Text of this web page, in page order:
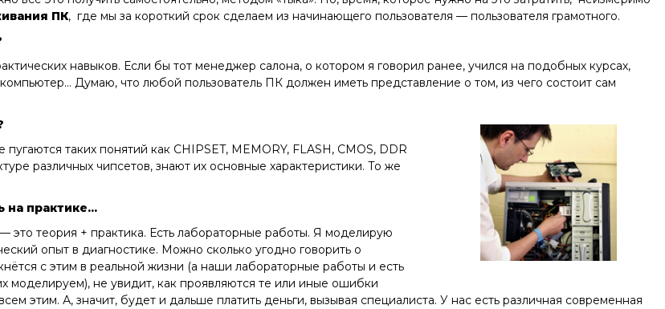
ПК, где мы за короткий срок сделаем из начинающего пользователя — пользователя грамотного.
навыков. Если бы тот менеджер салона, о котором я говорил ранее, учился на подобных курсах,
Думаю, что любой пользователь ПК должен иметь представление о том, из чего состоит сам
таких понятий как CHIPSET, MEMORY, FLASH, CMOS, DDR
различных чипсетов, знают их основные характеристики. То же
практике...
это теория + практика. Есть лабораторные работы. Я моделирую
опыт в диагностике. Можно сколько угодно говорить о
с этим в реальной жизни (а наши лабораторные работы и есть
моделируем), не увидит, как проявляются те или иные ошибки
этим. А, значит, будет и дальше платить деньги, вызывая специалиста. У нас есть различная современная